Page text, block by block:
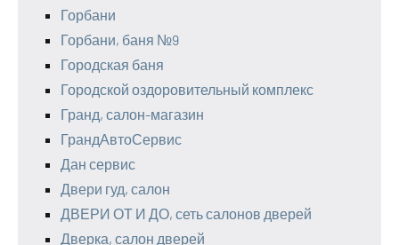
Горбани
Горбани, баня №9
Городская баня
Городской оздоровительный комплекс
Гранд, салон-магазин
ГрандАвтоСервис
Дан сервис
Двери гуд, салон
ДВЕРИ ОТ И ДО, сеть салонов дверей
Дверка, салон дверей